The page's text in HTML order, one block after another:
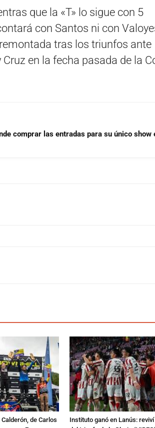
que la «T» lo sigue con 5
con Santos ni con
tras los triunfos ante
en la fecha pasada de la
comprar las entradas para su único show
de Carlos
Instituto ganó en Lanús: reviví